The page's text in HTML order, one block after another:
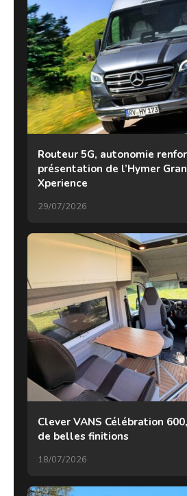
Routeur 5G, autonomie
présentation de l’Hymer
Xperience
29/07/2026
Clever VANS Célébration
de belles finitions
18/07/2026